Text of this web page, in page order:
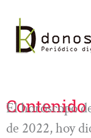
contenido
El horóscopo
de 2022, hoy